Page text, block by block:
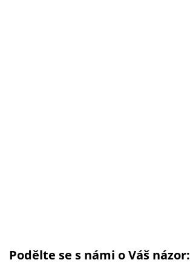
Podělte se s námi o Váš názor: